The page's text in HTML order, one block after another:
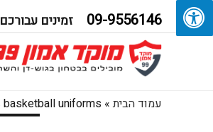
09-9556146 זמינים עבורכם 24 שעות
עמוד הבית»
basketball uniforms